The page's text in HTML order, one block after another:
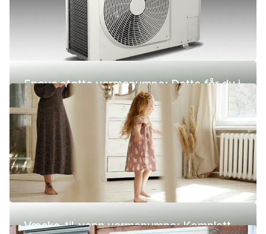
Enova støtte varmepumpe: Dette får du i
2026
Væske-til-vann varmepumpe: Komplett